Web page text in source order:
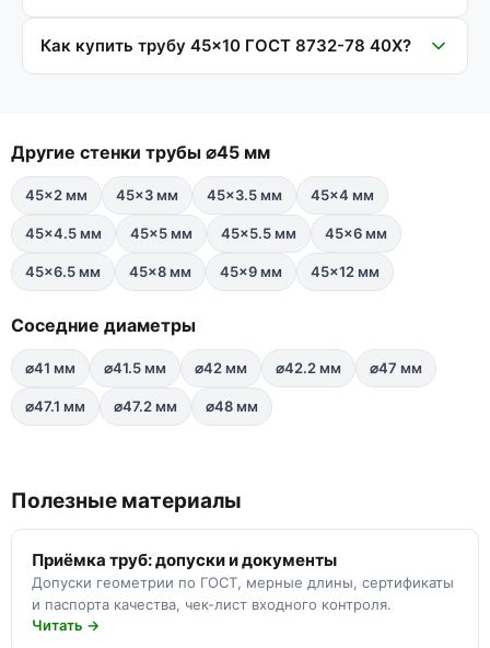
Как купить трубу 45×10 ГОСТ 8732-78 40Х?
Другие стенки трубы ⌀45 мм
45×2 мм 45×3 мм 45×3.5 мм 45×4 мм
45×4.5 мм 45×5 мм 45×5.5 мм 45×6 мм
45×6.5 мм 45×8 мм 45×9 мм 45×12 мм
Соседние диаметры
⌀41 мм ⌀41.5 мм ⌀42 мм ⌀42.2 мм ⌀47 мм
⌀47.1 мм ⌀47.2 мм ⌀48 мм
Полезные материалы
Приёмка труб: допуски и документы
Допуски геометрии по ГОСТ, мерные длины, сертификаты
и паспорта качества, чек-лист входного контроля.
Читать →